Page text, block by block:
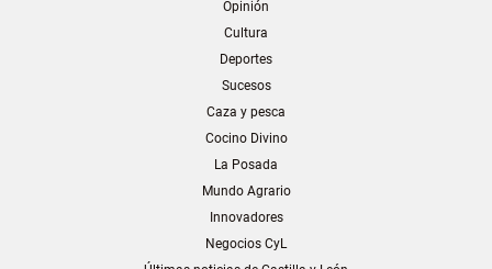
Opinión
Cultura
Deportes
Sucesos
Caza y pesca
Cocino Divino
La Posada
Mundo Agrario
Innovadores
Negocios CyL